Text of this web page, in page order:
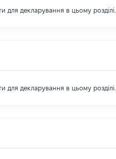
для декларування в цьому розділі.
для декларування в цьому розділі.